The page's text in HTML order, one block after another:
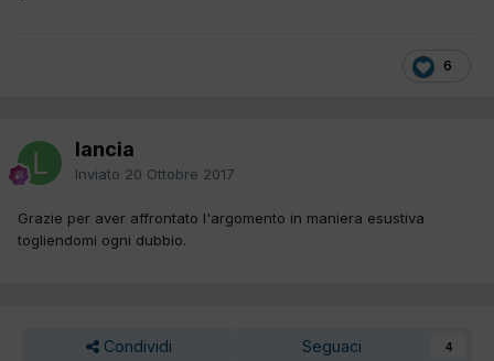
6
lancia
Inviato 20 Ottobre 2017
Grazie per aver affrontato l'argomento in maniera esustiva
togliendomi ogni dubbio.
Condividi Seguaci 4